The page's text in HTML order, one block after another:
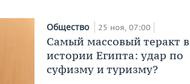
Общество 25 ноя, 07:00
Самый массовый теракт в
истории Египта: удар по
суфизму и туризму?